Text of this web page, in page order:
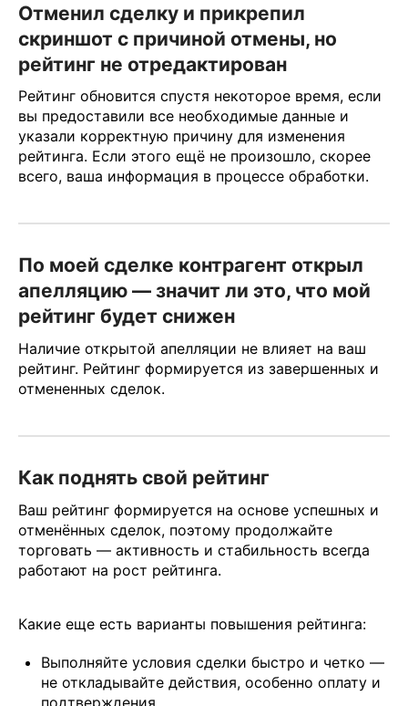
Отменил сделку и прикрепил
скриншот с причиной отмены, но
рейтинг не отредактирован
Рейтинг обновится спустя некоторое время, если
вы предоставили все необходимые данные и
указали корректную причину для изменения
рейтинга. Если этого ещё не произошло, скорее
всего, ваша информация в процессе обработки.
По моей сделке контрагент открыл
апелляцию — значит ли это, что мой
рейтинг будет снижен
Наличие открытой апелляции не влияет на ваш
рейтинг. Рейтинг формируется из завершенных и
отмененных сделок.
Как поднять свой рейтинг
Ваш рейтинг формируется на основе успешных и
отменённых сделок, поэтому продолжайте
торговать — активность и стабильность всегда
работают на рост рейтинга.
Какие еще есть варианты повышения рейтинга:
Выполняйте условия сделки быстро и четко —
не откладывайте действия, особенно оплату и
подтверждения.